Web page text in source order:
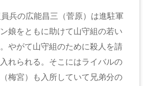
兵の広能昌三（菅原）は進駐軍
娘をともに助けて山守組の若い
やがて山守組のために殺人を請
れられる。そこにはライバルの
梅宮）も入所していて兄弟分の